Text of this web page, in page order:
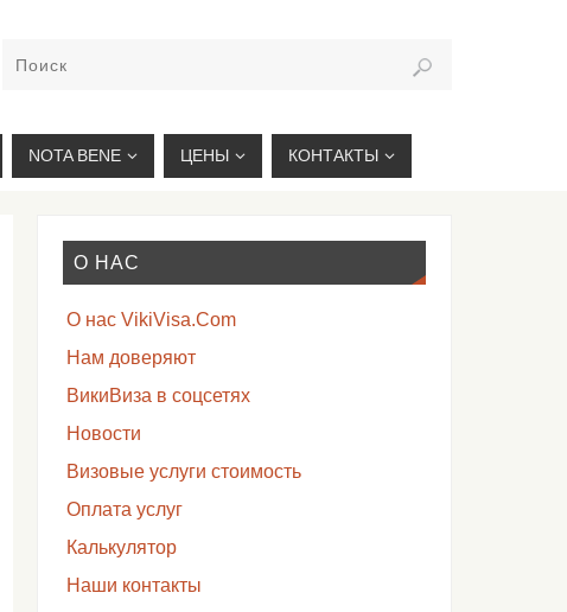
NOTA BENE ЦЕНЫ КОНТАКТЫ
О НАС
О нас VikiVisa.Com
Нам доверяют
ВикиВиза в соцсетях
Новости
Визовые услуги стоимость
Оплата услуг
Калькулятор
Наши контакты